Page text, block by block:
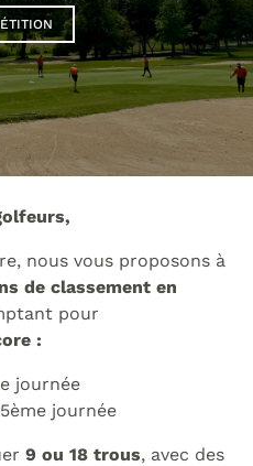
nous vous proposons à
de classement en
pour
:
journée
journée
9 ou 18 trous, avec des